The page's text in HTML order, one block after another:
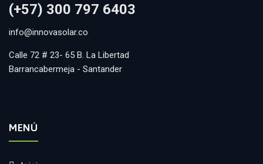
(+57) 300 797 6403
info@innovasolar.co
Calle 72 # 23- 65 B. La Libertad
Barrancabermeja - Santander
MENÚ